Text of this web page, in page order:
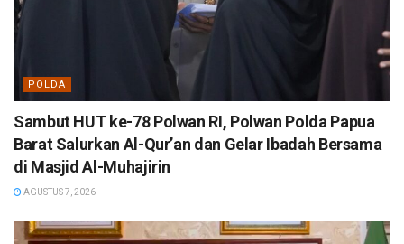
POLDA
Sambut HUT ke-78 Polwan RI, Polwan Polda Papua
Barat Salurkan Al-Qur’an dan Gelar Ibadah Bersama
di Masjid Al-Muhajirin
AGUSTUS 7, 2026